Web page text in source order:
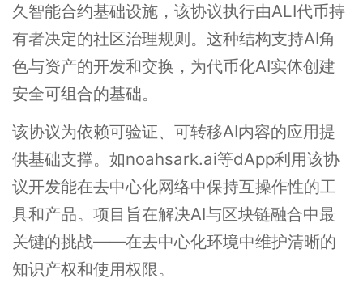
久智能合约基础设施，该协议执行由ALI代币持
有者决定的社区治理规则。这种结构支持AI角
色与资产的开发和交换，为代币化AI实体创建
安全可组合的基础。
该协议为依赖可验证、可转移AI内容的应用提
供基础支撑。如noahsark.ai等dApp利用该协
议开发能在去中心化网络中保持互操作性的工
具和产品。项目旨在解决AI与区块链融合中最
关键的挑战——在去中心化环境中维护清晰的
知识产权和使用权限。